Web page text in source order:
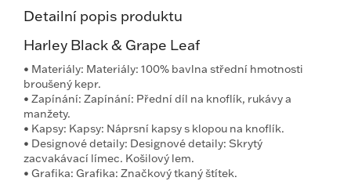
Detailní popis produktu
Harley Black & Grape Leaf
• Materiály: Materiály: 100% bavlna střední hmotnosti
broušený kepr.
• Zapínání: Zapínání: Přední díl na knoflík, rukávy a
manžety.
• Kapsy: Kapsy: Náprsní kapsy s klopou na knoflík.
• Designové detaily: Designové detaily: Skrytý
zacvakávací límec. Košilový lem.
• Grafika: Grafika: Značkový tkaný štítek.